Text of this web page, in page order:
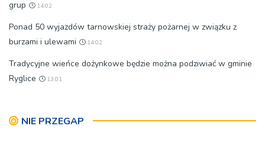
grup
14:02
Ponad 50 wyjazdów tarnowskiej straży pożarnej w związku z
burzami i ulewami
14:02
Tradycyjne wieńce dożynkowe będzie można podziwiać w gminie
Ryglice
13:01
NIE PRZEGAP